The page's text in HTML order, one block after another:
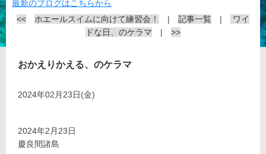
最新のブログはこちらから
<<
ホエールスイムに向けて練習会！ | 記事一覧 |
ワイ
ドな日、のケラマ | >>
おかえりかえる、のケラマ
2024年02月23日(金)
2024年2月23日
慶良間諸島